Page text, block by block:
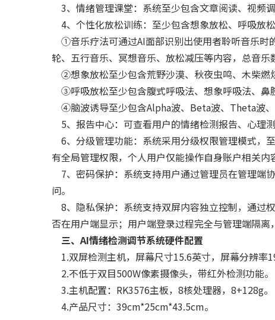
3、情绪管理课堂：系统至少包含文章阅读、视频
4、个性化放松训练：至少包含想象放松、呼吸放
①音乐疗法可通过AI面部识别出使用者聆听音乐时
轮、五行音乐、冥想音乐、放松减压等内容，总音乐
②想象放松至少包含荒野沙漠、秋夜虫鸣、木柴燃
③呼吸放松至少包含腹式呼吸法、想象呼吸法、鼻
④脑波诱导至少包含Alpha波、Beta波、Theta波、
5、报告中心：可查看用户的情绪检测报告、心理
6、分级管理功能：系统采用分级权限管理模式，
有全局管理权限，个人用户仅能操作自身账户相关内
7、密码保护：系统支持用户通过管理员在管理端
问。
8、隐私保护：系统支持双屏内容独立控制，通过
否在用户端显示；用户端登录过程完全与管理端隔离
三、AI情绪检测调节系统硬件配置
1.双屏检测主机，屏幕尺寸15.6英寸，屏幕分辨率
2.不低于双目500W像素摄像头，带红外检测功能。
3.主机配置：RK3576主板，8核处理器，8+128g。
4.产品尺寸：39cm*25cm*43.5cm。